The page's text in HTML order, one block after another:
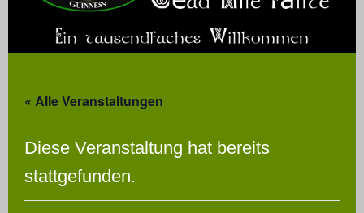
« Alle Veranstaltungen
Diese Veranstaltung hat bereits
stattgefunden.